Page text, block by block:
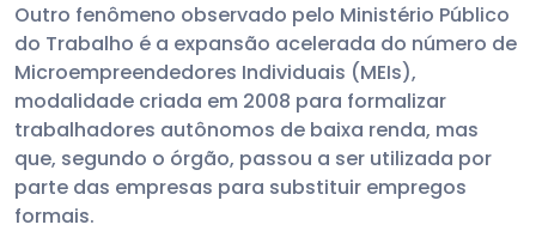
Outro fenômeno observado pelo Ministério Público
do Trabalho é a expansão acelerada do número de
Microempreendedores Individuais (MEIs),
modalidade criada em 2008 para formalizar
trabalhadores autônomos de baixa renda, mas
que, segundo o órgão, passou a ser utilizada por
parte das empresas para substituir empregos
formais.